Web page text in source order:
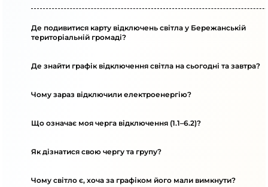
Де подивитися карту відключень світла у Бережанській
територіальній громаді?
Де знайти графік відключення світла на сьогодні та завтра?
Чому зараз відключили електроенергію?
Що означає моя черга відключення (1.1–6.2)?
Як дізнатися свою чергу та групу?
Чому світло є, хоча за графіком його мали вимкнути?